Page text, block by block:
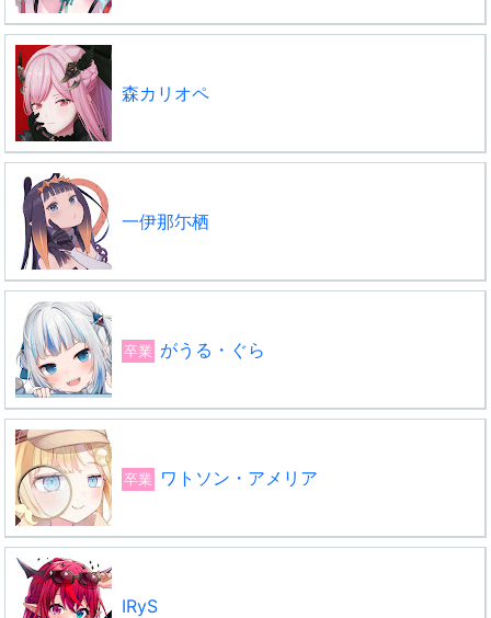
森カリオペ
一伊那尓栖
卒業 がうる・ぐら
卒業 ワトソン・アメリア
IRyS